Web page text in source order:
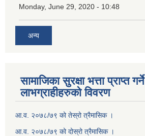
Monday, June 29, 2020 - 10:48
अन्य
सामाजिका सुरक्षा भत्ता प्राप्त गर्ने
लाभग्राहीहरुको विवरण
आ.व. २०७८/७९ को तेस्रो त्रैमासिक ।
आ.व. २०७८/७९ को दोस्रो त्रैमासिक ।